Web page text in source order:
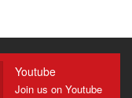
Youtube
Join us on Youtube